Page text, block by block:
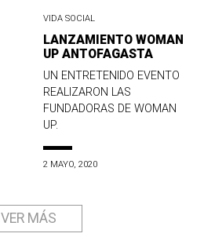
VIDA SOCIAL
LANZAMIENTO WOMAN
UP ANTOFAGASTA
UN ENTRETENIDO EVENTO
REALIZARON LAS
FUNDADORAS DE WOMAN
UP.
2 MAYO, 2020
VER MÁS